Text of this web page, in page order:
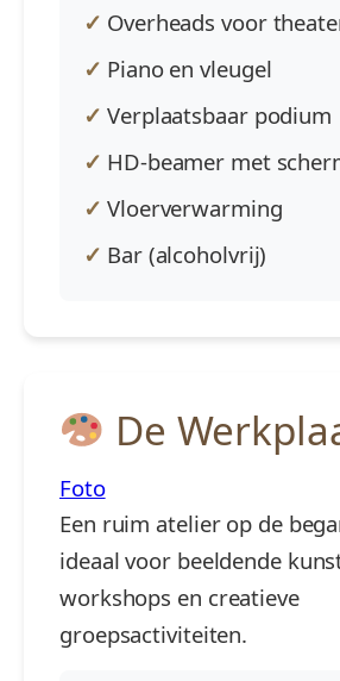
Overheads voor
Piano en vleugel
Verplaatsbaar podium
HD-beamer met
Vloerverwarming
Bar (alcoholvrij)
De
Foto
Een ruim atelier op de
ideaal voor beeldende
workshops en creatieve
groepsactiviteiten.